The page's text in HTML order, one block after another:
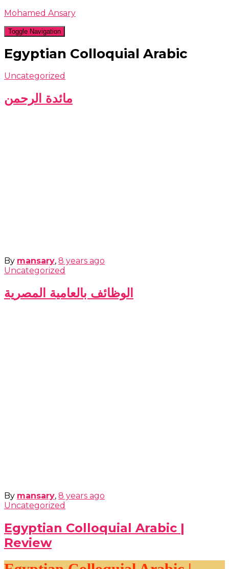
Mohamed Ansary
Toggle Navigation
Egyptian Colloquial Arabic
Uncategorized
مائدة الرحمن
By mansary, 8 years ago
Uncategorized
الوظائف بالعامية المصرية
By mansary, 8 years ago
Uncategorized
Egyptian Colloquial Arabic |
Review